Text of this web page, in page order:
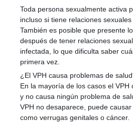
Toda persona sexualmente activa
incluso si tiene relaciones
También es posible que presente
después de tener relaciones
infectada, lo que dificulta saber
primera vez.
¿El VPH causa problemas de
En la mayoría de los casos el
y no causa ningún problema de
VPH no desaparece, puede
como verrugas genitales o cáncer.